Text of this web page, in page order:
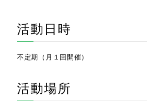
活動日時
不定期（月１回開催）
活動場所